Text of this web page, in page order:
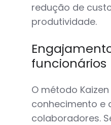
redução de
produtividade.
funcionários
O método
conhecimento e
colaboradores.